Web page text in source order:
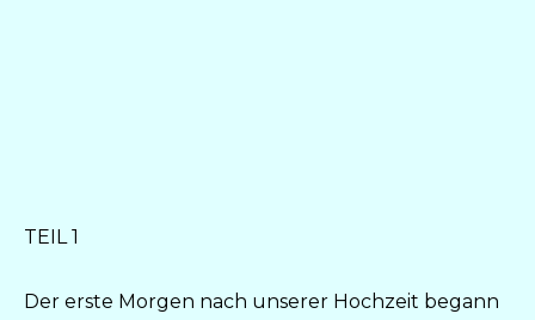
TEIL 1
Der erste Morgen nach unserer Hochzeit begann